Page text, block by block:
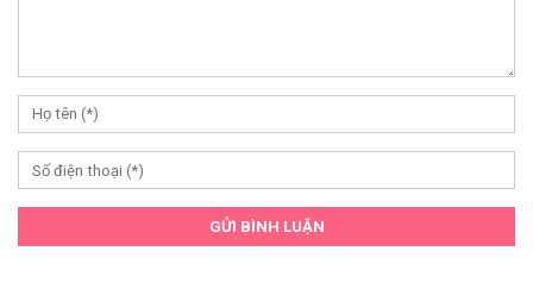
GỬI BÌNH LUẬN